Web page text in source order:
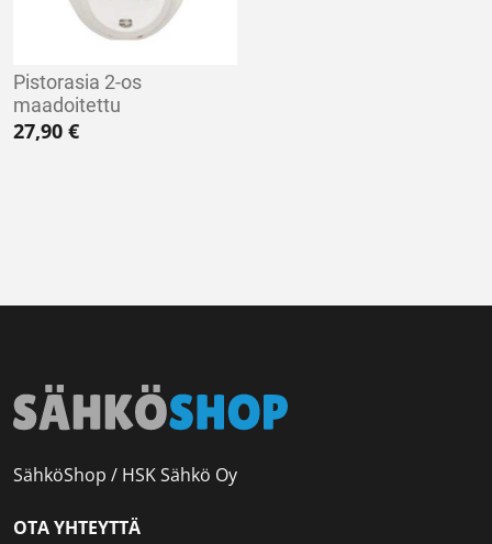
Pistorasia 2-os
maadoitettu
27,90 €
SähköShop / HSK Sähkö Oy
OTA YHTEYTTÄ